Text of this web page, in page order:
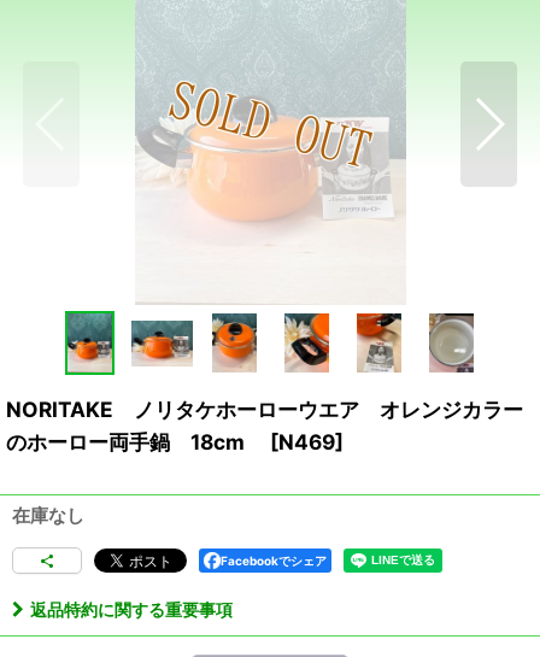
NORITAKE ノリタケホーローウエア オレンジカラー
のホーロー両手鍋 18cm
[N469]
在庫なし
Facebookでシェア
返品特約に関する重要事項